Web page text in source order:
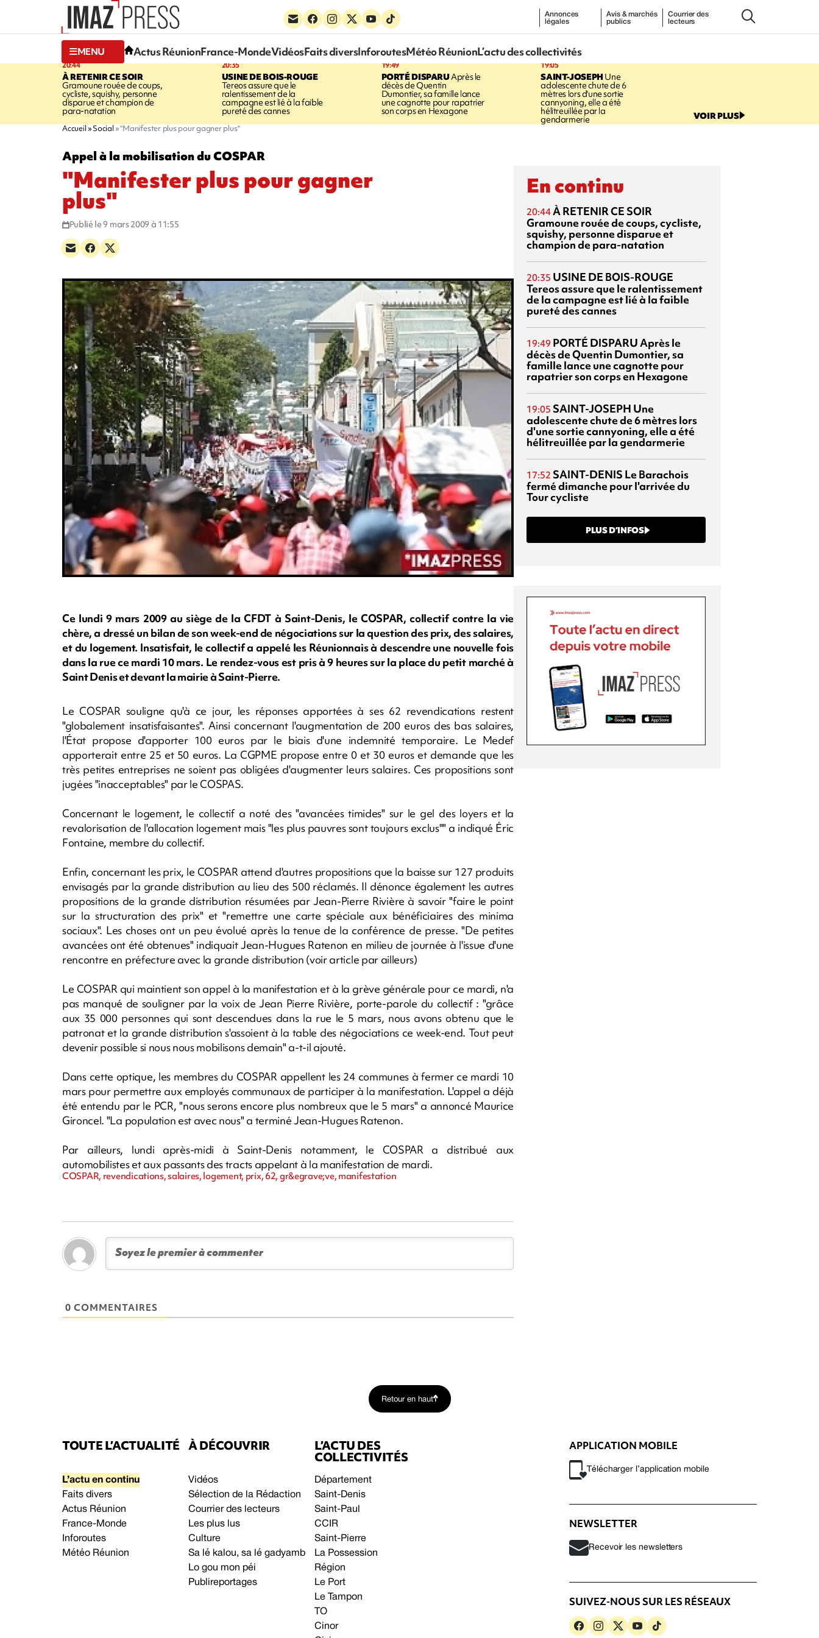
Annonces
légales
Avis & marchés
publics
Courrier des
lecteurs
MENU Actus RéunionFrance-MondeVidéosFaits diversInforoutesMétéo RéunionL’actu des collectivités
20:44
À RETENIR CE SOIR
Gramoune rouée de coups,
cycliste, squishy, personne
disparue et champion de
para-natation
20:35
USINE DE BOIS-ROUGE
Tereos assure que le
ralentissement de la
campagne est lié à la faible
pureté des cannes
19:49
PORTÉ DISPARUAprès le
décès de Quentin
Dumontier, sa famille lance
une cagnotte pour rapatrier
son corps en Hexagone
19:05
SAINT-JOSEPHUne
adolescente chute de 6
mètres lors d'une sortie
cannyoning, elle a été
hélitreuillée par la
gendarmerie VOIR PLUS
Accueil Social "Manifester plus pour gagner plus"
Appel à la mobilisation du COSPAR
"Manifester plus pour gagner
plus"
Publié le 9 mars 2009 à 11:55
Ce lundi 9 mars 2009 au siège de la CFDT à Saint-Denis, le COSPAR, collectif contre la vie
chère, a dressé un bilan de son week-end de négociations sur la question des prix, des salaires,
et du logement. Insatisfait, le collectif a appelé les Réunionnais à descendre une nouvelle fois
dans la rue ce mardi 10 mars. Le rendez-vous est pris à 9 heures sur la place du petit marché à
Saint Denis et devant la mairie à Saint-Pierre.
Le COSPAR souligne qu'à ce jour, les réponses apportées à ses 62 revendications restent
"globalement insatisfaisantes". Ainsi concernant l'augmentation de 200 euros des bas salaires,
l'État propose d'apporter 100 euros par le biais d'une indemnité temporaire. Le Medef
apporterait entre 25 et 50 euros. La CGPME propose entre 0 et 30 euros et demande que les
très petites entreprises ne soient pas obligées d'augmenter leurs salaires. Ces propositions sont
jugées "inacceptables" par le COSPAS.
Concernant le logement, le collectif a noté des "avancées timides" sur le gel des loyers et la
revalorisation de l'allocation logement mais "les plus pauvres sont toujours exclus"" a indiqué Éric
Fontaine, membre du collectif.
Enfin, concernant les prix, le COSPAR attend d'autres propositions que la baisse sur 127 produits
envisagés par la grande distribution au lieu des 500 réclamés. Il dénonce également les autres
propositions de la grande distribution résumées par Jean-Pierre Rivière à savoir "faire le point
sur la structuration des prix" et "remettre une carte spéciale aux bénéficiaires des minima
sociaux". Les choses ont un peu évolué après la tenue de la conférence de presse. "De petites
avancées ont été obtenues" indiquait Jean-Hugues Ratenon en milieu de journée à l'issue d'une
rencontre en préfecture avec la grande distribution (voir article par ailleurs)
Le COSPAR qui maintient son appel à la manifestation et à la grève générale pour ce mardi, n'a
pas manqué de souligner par la voix de Jean Pierre Rivière, porte-parole du collectif : "grâce
aux 35 000 personnes qui sont descendues dans la rue le 5 mars, nous avons obtenu que le
patronat et la grande distribution s'assoient à la table des négociations ce week-end. Tout peut
devenir possible si nous nous mobilisons demain" a-t-il ajouté.
Dans cette optique, les membres du COSPAR appellent les 24 communes à fermer ce mardi 10
mars pour permettre aux employés communaux de participer à la manifestation. L'appel a déjà
été entendu par le PCR, "nous serons encore plus nombreux que le 5 mars" a annoncé Maurice
Gironcel. "La population est avec nous" a terminé Jean-Hugues Ratenon.
Par ailleurs, lundi après-midi à Saint-Denis notamment, le COSPAR a distribué aux
automobilistes et aux passants des tracts appelant à la manifestation de mardi.
COSPAR, revendications, salaires, logement, prix, 62, gr&egrave;ve, manifestation
0 COMMENTAIRES
En continu
20:44À RETENIR CE SOIR
Gramoune rouée de coups, cycliste,
squishy, personne disparue et
champion de para-natation
20:35 USINE DE BOIS-ROUGE
Tereos assure que le ralentissement
de la campagne est lié à la faible
pureté des cannes
19:49 PORTÉ DISPARUAprès le
décès de Quentin Dumontier, sa
famille lance une cagnotte pour
rapatrier son corps en Hexagone
19:05 SAINT-JOSEPH Une
adolescente chute de 6 mètres lors
d'une sortie cannyoning, elle a été
hélitreuillée par la gendarmerie
17:52 SAINT-DENIS Le Barachois
fermé dimanche pour l'arrivée du
Tour cycliste
PLUS D’INFOS
Retour en haut
TOUTE L’ACTUALITÉ
L’actu en continu
Faits divers
Actus Réunion
France-Monde
Inforoutes
Météo Réunion
À DÉCOUVRIR
Vidéos
Sélection de la Rédaction
Courrier des lecteurs
Les plus lus
Culture
Sa lé kalou, sa lé gadyamb
Lo gou mon péi
Publireportages
L’ACTU DES
COLLECTIVITÉS
Département
Saint-Denis
Saint-Paul
CCIR
Saint-Pierre
La Possession
Région
Le Port
Le Tampon
TO
Cinor
APPLICATION MOBILE
Télécharger l’application mobile
NEWSLETTER
Recevoir les newsletters
SUIVEZ-NOUS SUR LES RÉSEAUX